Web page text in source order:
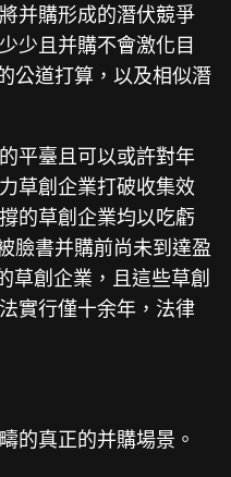
并購形成的潛伏競爭
少且并購不會激化目
公道打算，以及相似潛
平臺且可以或許對年
草創企業打破收集效
的草創企業均以吃虧
臉書并購前尚未到達盈
草創企業，且這些草創
實行僅十余年，法律
的真正的并購場景。